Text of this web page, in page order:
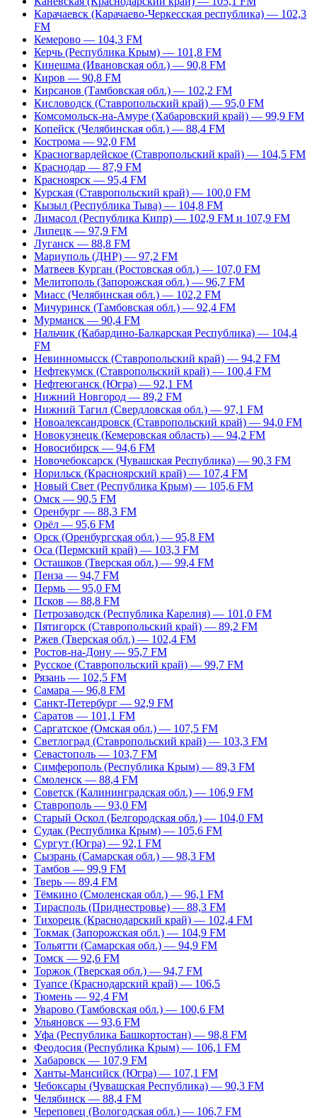
Карачаевск (Карачаево-Черкесская республика) — 102,3
FM
Кемерово — 104,3 FM
Керчь (Республика Крым) — 101,8 FM
Кинешма (Ивановская обл.) — 90,8 FM
Киров — 90,8 FM
Кирсанов (Тамбовская обл.) — 102,2 FM
Кисловодск (Ставропольский край) — 95,0 FM
Комсомольск-на-Амуре (Хабаровский край) — 99,9 FM
Копейск (Челябинская обл.) — 88,4 FM
Кострома — 92,0 FM
Красногвардейское (Ставропольский край) — 104,5 FM
Краснодар — 87,9 FM
Красноярск — 95,4 FM
Курская (Ставропольский край) — 100,0 FM
Кызыл (Республика Тыва) — 104,8 FM
Лимасол (Республика Кипр) — 102,9 FM и 107,9 FM
Липецк — 97,9 FM
Луганск — 88,8 FM
Мариуполь (ДНР) — 97,2 FM
Матвеев Курган (Ростовская обл.) — 107,0 FM
Мелитополь (Запорожская обл.) — 96,7 FM
Миасс (Челябинская обл.) — 102,2 FM
Мичуринск (Тамбовская обл.) — 92,4 FM
Мурманск — 90,4 FM
Нальчик (Кабардино-Балкарская Республика) — 104,4
FM
Невинномысск (Ставропольский край) — 94,2 FM
Нефтекумск (Ставропольский край) — 100,4 FM
Нефтеюганск (Югра) — 92,1 FM
Нижний Новгород — 89,2 FM
Нижний Тагил (Свердловская обл.) — 97,1 FM
Новоалександровск (Ставропольский край) — 94,0 FM
Новокузнецк (Кемеровская область) — 94,2 FM
Новосибирск — 94,6 FM
Новочебоксарск (Чувашская Республика) — 90,3 FM
Норильск (Красноярский край) — 107,4 FM
Новый Свет (Республика Крым) — 105,6 FM
Омск — 90,5 FM
Оренбург — 88,3 FM
Орёл — 95,6 FM
Орск (Оренбургская обл.) — 95,8 FM
Оса (Пермский край) — 103,3 FM
Осташков (Тверская обл.) — 99,4 FM
Пенза — 94,7 FM
Пермь — 95,0 FM
Псков — 88,8 FM
Петрозаводск (Республика Карелия) — 101,0 FM
Пятигорск (Ставропольский край) — 89,2 FM
Ржев (Тверская обл.) — 102,4 FM
Ростов-на-Дону — 95,7 FM
Русское (Ставропольский край) — 99,7 FM
Рязань — 102,5 FM
Самара — 96,8 FM
Санкт-Петербург — 92,9 FM
Саратов — 101,1 FM
Саргатское (Омская обл.) — 107,5 FM
Светлоград (Ставропольский край) — 103,3 FM
Севастополь — 103,7 FM
Симферополь (Республика Крым) — 89,3 FM
Смоленск — 88,4 FM
Советск (Калининградская обл.) — 106,9 FM
Ставрополь — 93,0 FM
Старый Оскол (Белгородская обл.) — 104,0 FM
Судак (Республика Крым) — 105,6 FM
Сургут (Югра) — 92,1 FM
Сызрань (Самарская обл.) — 98,3 FM
Тамбов — 99,9 FM
Тверь — 89,4 FM
Тёмкино (Смоленская обл.) — 96,1 FM
Тирасполь (Приднестровье) — 88,3 FM
Тихорецк (Краснодарский край) — 102,4 FM
Токмак (Запорожская обл.) — 104,9 FM
Тольятти (Самарская обл.) — 94,9 FM
Томск — 92,6 FM
Торжок (Тверская обл.) — 94,7 FM
Туапсе (Краснодарский край) — 106,5
Тюмень — 92,4 FM
Уварово (Тамбовская обл.) — 100,6 FM
Ульяновск — 93,6 FM
Уфа (Республика Башкортостан) — 98,8 FM
Феодосия (Республика Крым) — 106,1 FM
Хабаровск — 107,9 FM
Ханты-Мансийск (Югра) — 107,1 FM
Чебоксары (Чувашская Республика) — 90,3 FM
Челябинск — 88,4 FM
Череповец (Вологодская обл.) — 106,7 FM